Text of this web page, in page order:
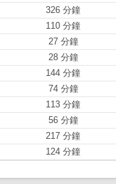
326 分鐘
110 分鐘
27 分鐘
28 分鐘
144 分鐘
74 分鐘
113 分鐘
56 分鐘
217 分鐘
124 分鐘